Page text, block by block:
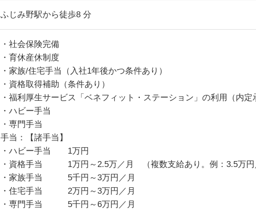
ふじみ野駅から徒歩8 分
・社会保険完備
・育休産休制度
・家族/住宅手当（入社1年後かつ条件あり）
・資格取得補助（条件あり）
・福利厚生サービス「ベネフィット・ステーション」の利用（内定
・ハビー手当
・専門手当
手当：【諸手当】
・ハビー手当 1万円
・資格手当 1万円～2.5万／月 （複数支給あり。例：3.5万円
・家族手当 5千円～3万円／月
・住宅手当 2万円～3万円／月
・専門手当 5千円～6万円／月